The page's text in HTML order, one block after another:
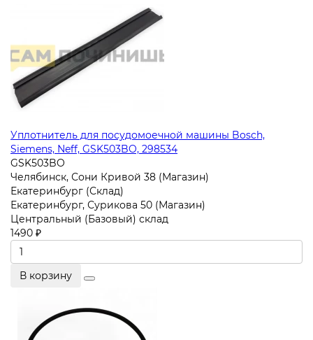
Уплотнитель для посудомоечной машины Bosch,
Siemens, Neff, GSK503BO, 298534
GSK503BO
Челябинск, Сони Кривой 38 (Магазин)
Екатеринбург (Склад)
Екатеринбург, Сурикова 50 (Магазин)
Центральный (Базовый) склад
1490 ₽
В корзину